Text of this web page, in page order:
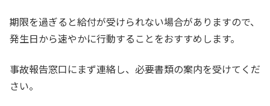
期限を過ぎると給付が受けられない場合がありますので、
発生日から速やかに行動することをおすすめします。
事故報告窓口にまず連絡し、必要書類の案内を受けてくだ
さい。